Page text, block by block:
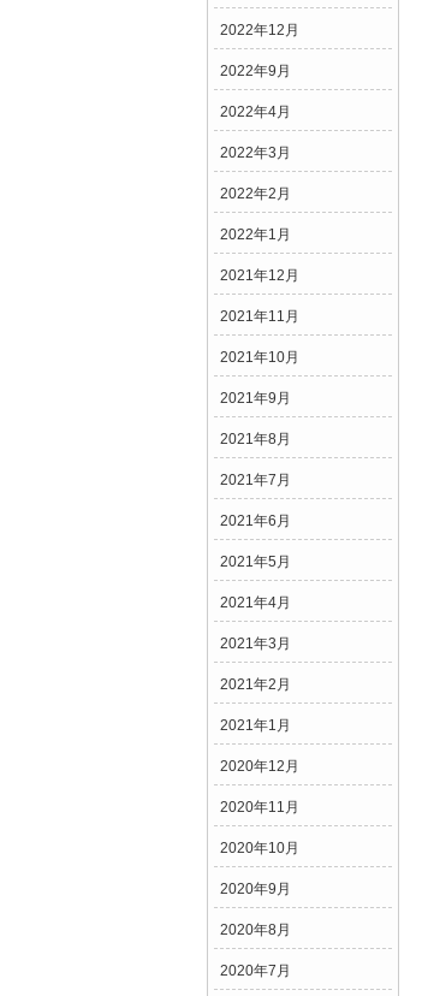
2022年12月
2022年9月
2022年4月
2022年3月
2022年2月
2022年1月
2021年12月
2021年11月
2021年10月
2021年9月
2021年8月
2021年7月
2021年6月
2021年5月
2021年4月
2021年3月
2021年2月
2021年1月
2020年12月
2020年11月
2020年10月
2020年9月
2020年8月
2020年7月